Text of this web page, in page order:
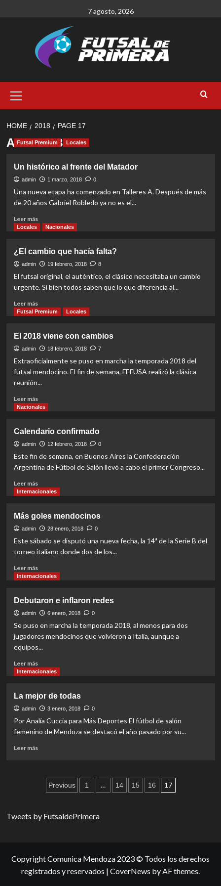
7 agosto, 2026
Menu
HOME 2018 PAGE 17
Año:2018
Futsal Premium Locales
Un histórico al frente del Matador
admin 1 marzo, 2018 0
Una nueva etapa ha comenzado en Talleres A. Después de más
de 20 años Gabriel Robledo ya no es el...
Leer másRead
more
histórico
al
frente
del
Locales Nacionales
¿El cambio que hacía falta?
admin 19 febrero, 2018 8
El futsal original, el auténtico, el clásico necesitaba un cambio
urgente. Si bien todos saben que lo que diferencia al...
Leer másRead
more
cambio
que
hacía
falta?
Futsal Premium Locales
El 2018 viene con cambios
admin 18 febrero, 2018 7
Extraoficialmente se puso en marcha la temporada 2018 del
futsal mendocino. El fin de semana, FEFUSA realizó la clásica
reunión...
Leer másRead
more
2018
viene
con
cambios
Nacionales
Calendario confirmado
admin 12 febrero, 2018 0
Este fin de semana, en Buenos Aires la Confederación
Argentina de Fútbol de Salón llevó a cabo el primer Congreso...
Leer másRead
more
confirmado
Internacionales
Más goles mendocinos
admin 28 enero, 2018 0
Este sábado se disputó una nueva fecha, la 14ª de la Serie B del
torneo italiano donde dos de los...
Leer másRead
more
goles
mendocinos
Internacionales
Debutaron e inflaron redes
admin 6 enero, 2018 0
Se puso en marcha la temporada 2018, al menos para dos
jugadores mendocinos que volvieron a Italia, aunque a
equipos...
Leer másRead
more
e
inflaron
redes
Internacionales
La mejor de todas
admin 3 enero, 2018 0
Por Analía Cuccia para Más Deportes El fútbol de salón
femenino de Mendoza se destacó el año pasado por su...
Leer másRead
mejorPaginación
entradas
Previous 1 … 14 15 16 17
Tweets by FutsaldePrimera
Copyright Comunica Mendoza 2023 © Todos los derechos
registrados y reservados | CoverNews by AF themes.